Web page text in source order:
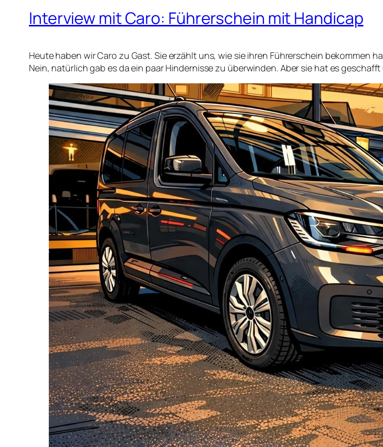
Interview mit Caro: Führerschein mit Handicap
Heute haben wir Caro zu Gast. Sie erzählt uns, wie sie ihren Führerschein bekommen
Nein, natürlich gab es da ein paar Hindernisse zu überwinden. Aber sie hat es